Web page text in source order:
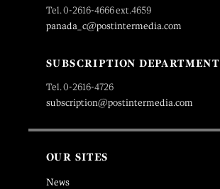
Tel. 0-2616-4666 ext.4659
panada_c@postintermedia.com
SUBSCRIPTION DEPARTMENT
Tel. 0-2616-4726
subscription@postintermedia.com
OUR SITES
News